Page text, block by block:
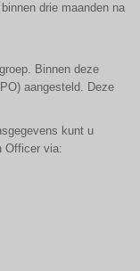
drie maanden na
Binnen deze
aangesteld. Deze
kunt u
Officer via: